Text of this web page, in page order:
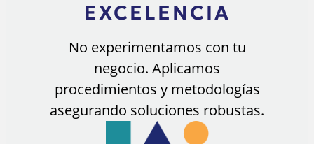
EXCELENCIA
No experimentamos con tu
negocio. Aplicamos
procedimientos y metodologías
asegurando soluciones robustas.